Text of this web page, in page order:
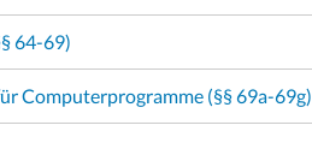
64-69)
Computerprogramme (§§ 69a-69g)